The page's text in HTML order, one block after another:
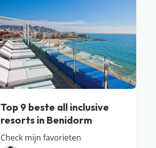
Top 9 beste all inclusive
resorts in Benidorm
Check mijn favorieten